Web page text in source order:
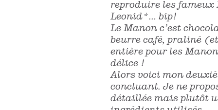
reproduire les fameux
Leonid*… bip!
Le Manon c’est
beurre café, praliné
entière pour les
délice !
Alors voici mon
concluant. Je ne
détaillée mais plutôt